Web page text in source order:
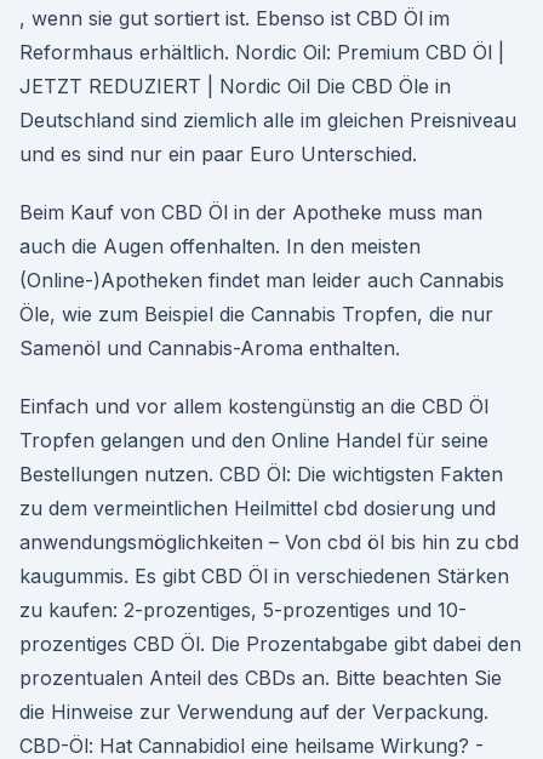
, wenn sie gut sortiert ist. Ebenso ist CBD Öl im
Reformhaus erhältlich. Nordic Oil: Premium CBD Öl |
JETZT REDUZIERT | Nordic Oil Die CBD Öle in
Deutschland sind ziemlich alle im gleichen Preisniveau
und es sind nur ein paar Euro Unterschied.
Beim Kauf von CBD Öl in der Apotheke muss man
auch die Augen offenhalten. In den meisten
(Online-)Apotheken findet man leider auch Cannabis
Öle, wie zum Beispiel die Cannabis Tropfen, die nur
Samenöl und Cannabis-Aroma enthalten.
Einfach und vor allem kostengünstig an die CBD Öl
Tropfen gelangen und den Online Handel für seine
Bestellungen nutzen. CBD Öl: Die wichtigsten Fakten
zu dem vermeintlichen Heilmittel cbd dosierung und
anwendungsmöglichkeiten – Von cbd öl bis hin zu cbd
kaugummis. Es gibt CBD Öl in verschiedenen Stärken
zu kaufen: 2-prozentiges, 5-prozentiges und 10-
prozentiges CBD Öl. Die Prozentabgabe gibt dabei den
prozentualen Anteil des CBDs an. Bitte beachten Sie
die Hinweise zur Verwendung auf der Verpackung.
CBD-Öl: Hat Cannabidiol eine heilsame Wirkung? -